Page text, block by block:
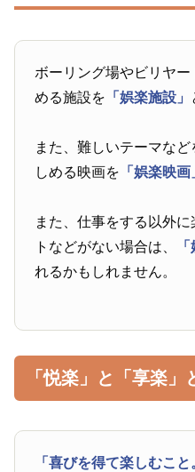
ボーリング場やビリヤ
める施設を 「娯楽施設」
また、難しいテーマな
しめる映画を 「娯楽映画
また、仕事をする以外
トなどがない場合は、
れるかもしれません。
「悦楽」と「享楽
「喜びを得て楽しむこと